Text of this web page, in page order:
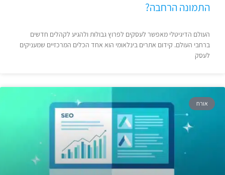
התמונה הרחבה?
העולם הדיגיטלי מאפשר לעסקים לפרוץ גבולות ולהגיע לקהלים חדשים
ברחבי העולם. קידום אתרים בינלאומי הוא אחד הכלים המרכזיים שמעניקים
לעסק
אורח